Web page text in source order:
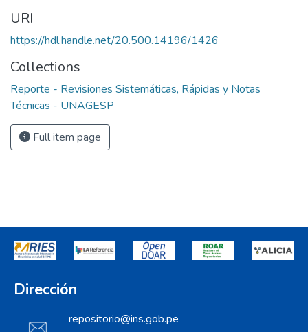
URI
https://hdl.handle.net/20.500.14196/1426
Collections
Reporte - Revisiones Sistemáticas, Rápidas y Notas
Técnicas - UNAGESP
Full item page
Dirección
repositorio@ins.gob.pe